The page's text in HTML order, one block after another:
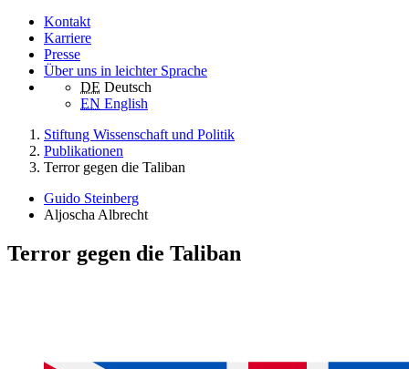
Kontakt
Karriere
Presse
Über uns in leichter Sprache
DE Deutsch
EN English
Stiftung Wissenschaft und Politik
Publikationen
Terror gegen die Taliban
Guido Steinberg
Aljoscha Albrecht
Terror gegen die Taliban